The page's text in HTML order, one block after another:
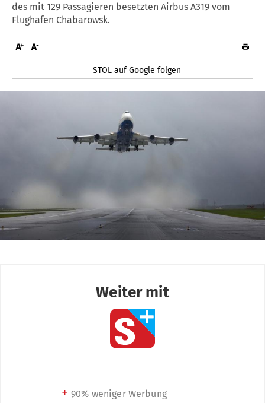
des mit 129 Passagieren besetzten Airbus A319 vom
Flughafen Chabarowsk.
STOL auf Google folgen